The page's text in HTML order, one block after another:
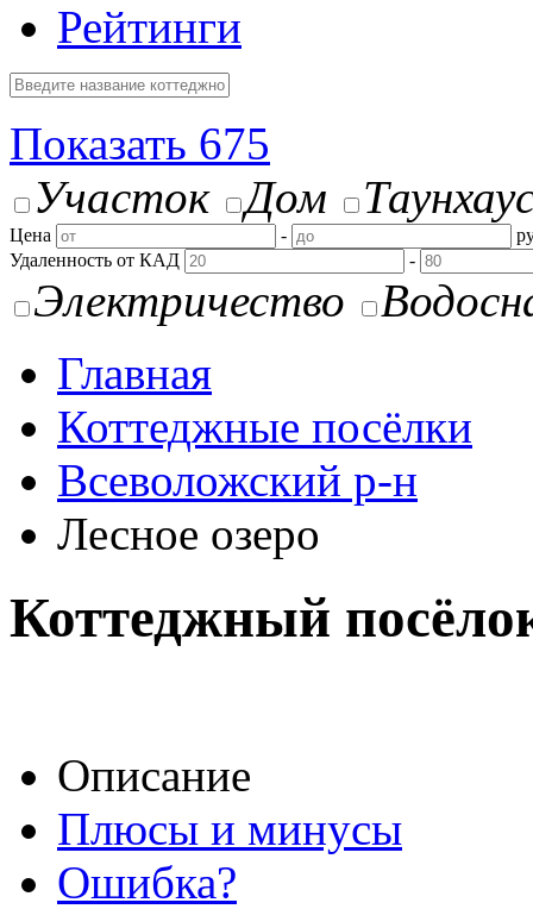
Рейтинги
Показать 675
Участок
Дом
Цена -
Удаленность от КАД
-
Электричество
Главная
Коттеджные посёлки
Всеволожский р-н
Лесное озеро
Коттеджный
Описание
Плюсы и минусы
Ошибка?